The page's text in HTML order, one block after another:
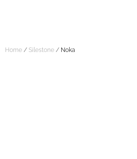
Home / Silestone / Noka